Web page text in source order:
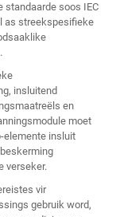
standaarde soos IEC
as streekspesifieke
insluitend
en
moet
elemente insluit
verseker.
vir
gebruik word,